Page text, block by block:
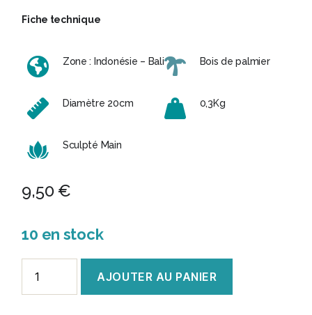
Fiche technique
Zone : Indonésie – Bali
Diamètre 20cm
Sculpté Main
Bois de palmier
0,3Kg
9,50€
10 en stock
AJOUTER AU PANIER